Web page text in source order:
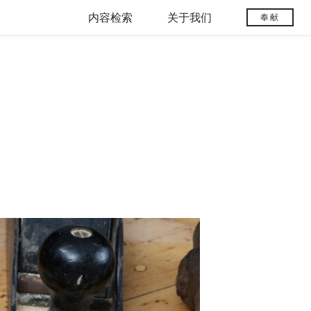
内容检索 关于我们 奉献